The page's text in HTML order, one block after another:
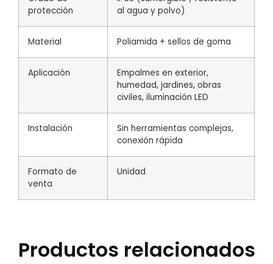
protección
al agua y polvo)
Material Poliamida + sellos de goma
Aplicación
Empalmes en exterior,
humedad, jardines, obras
civiles, iluminación LED
Instalación
Sin herramientas complejas,
conexión rápida
Formato de
venta
Unidad
Productos relacionados